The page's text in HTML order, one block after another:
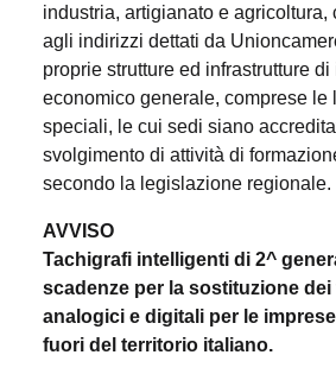
industria, artigianato e agricoltura,
agli indirizzi dettati da
proprie strutture ed infrastrutture di
economico generale, comprese le
speciali, le cui sedi siano
svolgimento di attività di
secondo la legislazione regionale.
AVVISO
Tachigrafi intelligenti di 2^
scadenze per la sostituzione
analogici e digitali per le
fuori del territorio italiano.